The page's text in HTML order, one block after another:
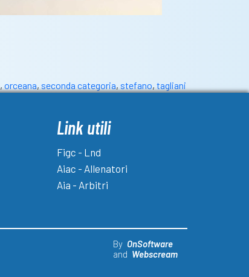
, orceana, seconda categoria, stefano, tagliani
Link utili
Figc - Lnd
Aiac - Allenatori
Aia - Arbitri
By OnSoftware
and Webscream